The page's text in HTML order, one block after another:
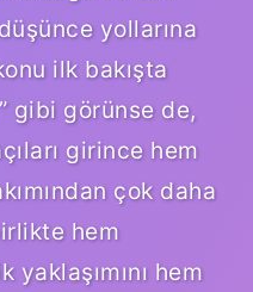
yollarına
ilk bakışta
gibi görünse de,
girince hem
çok daha
hem
hem